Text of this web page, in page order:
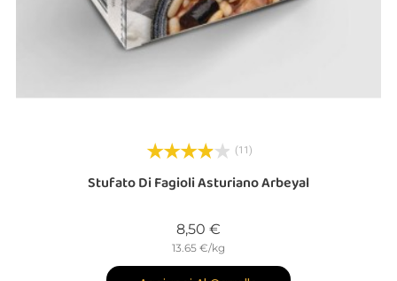
(11)
Stufato Di Fagioli Asturiano Arbeyal
8,50 €
13.65 €/kg